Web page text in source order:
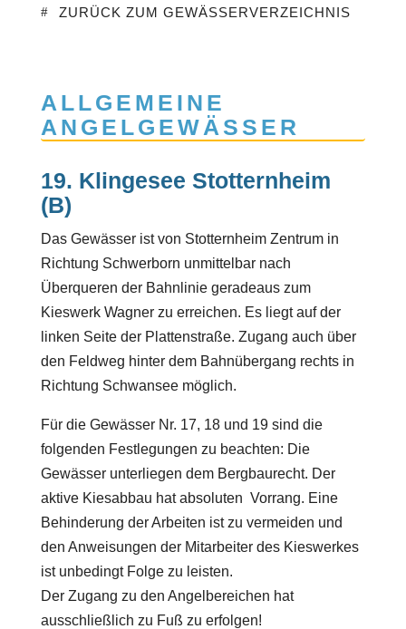
ZURÜCK ZUM GEWÄSSERVERZEICHNIS
ALLGEMEINE
ANGELGEWÄSSER
19. Klingesee Stotternheim
(B)
Das Gewässer ist von Stotternheim Zentrum in
Richtung Schwerborn unmittelbar nach
Überqueren der Bahnlinie geradeaus zum
Kieswerk Wagner zu erreichen. Es liegt auf der
linken Seite der Plattenstraße. Zugang auch über
den Feldweg hinter dem Bahnübergang rechts in
Richtung Schwansee möglich.
Für die Gewässer Nr. 17, 18 und 19 sind die
folgenden Festlegungen zu beachten: Die
Gewässer unterliegen dem Bergbaurecht. Der
aktive Kiesabbau hat absoluten Vorrang. Eine
Behinderung der Arbeiten ist zu vermeiden und
den Anweisungen der Mitarbeiter des Kieswerkes
ist unbedingt Folge zu leisten.
Der Zugang zu den Angelbereichen hat
ausschließlich zu Fuß zu erfolgen!